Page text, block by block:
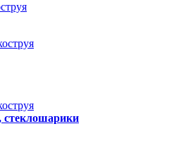
стеклошарики